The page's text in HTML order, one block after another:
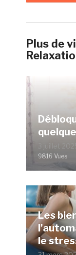
Plus de
3 juillet 2025
9816 Vues
Les
le